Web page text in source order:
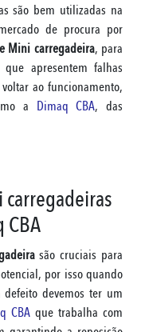
são bem utilizadas na
de procura por
Mini carregadeira, para
apresentem falhas
ao funcionamento,
a Dimaq CBA, das
carregadeiras
CBA
são cruciais para
por isso quando
defeito devemos ter um
CBAque trabalha com